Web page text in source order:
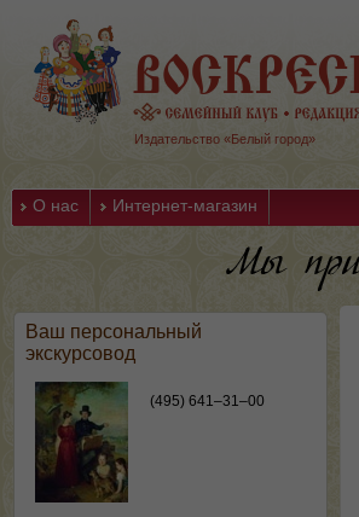
Издательство «Белый город»
О нас Интернет-магазин
Ваш персональный
экскурсовод
(495) 641–31–00